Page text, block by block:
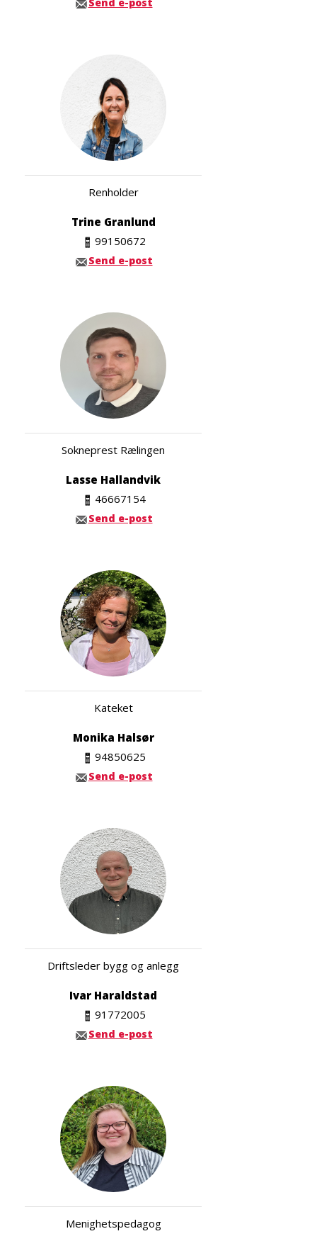
Renholder
Trine Granlund
99150672
Send e-post
Sokneprest Rælingen
Lasse Hallandvik
46667154
Send e-post
Kateket
Monika Halsør
94850625
Send e-post
Driftsleder bygg og anlegg
Ivar Haraldstad
91772005
Send e-post
Menighetspedagog